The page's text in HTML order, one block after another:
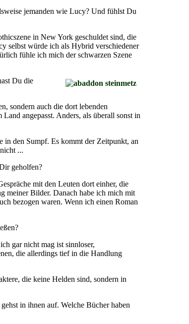
jemanden wie Lucy? Und fühlst Du
in New York geschuldet sind, die
selbst würde ich als Hybrid verschiedener
fühle ich mich der schwarzen Szene
Du die
sondern auch die dort lebenden
angepasst. Anders, als überall sonst in
in den Sumpf. Es kommt der Zeitpunkt, an
...
geholfen?
mit den Leuten dort einher, die
meiner Bilder. Danach habe ich mich mit
bezogen waren. Wenn ich einen Roman
gar nicht mag ist sinnloser,
die allerdings tief in die Handlung
die keine Helden sind, sondern in
in ihnen auf. Welche Bücher haben